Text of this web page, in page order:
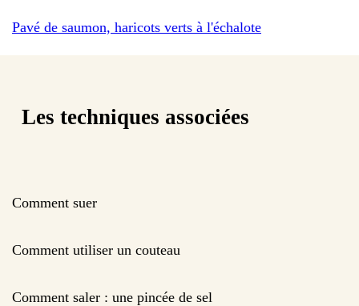
Pavé de saumon, haricots verts à l'échalote
Les techniques associées
Comment suer
Comment utiliser un couteau
Comment saler : une pincée de sel